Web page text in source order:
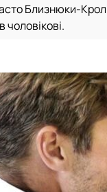
Близнюки-
чоловікові.